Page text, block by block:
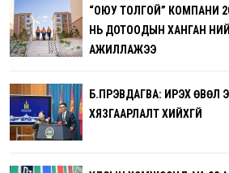
“ОЮУ ТОЛГОЙ” КОМПАНИ
НЬ ДОТООДЫН ХАНГАН
АЖИЛЛАЖЭЭ
Б.ПҮРЭВДАГВА: ИРЭХ ӨВӨЛ
ХЯЗГААРЛАЛТ ХИЙХГҮЙ